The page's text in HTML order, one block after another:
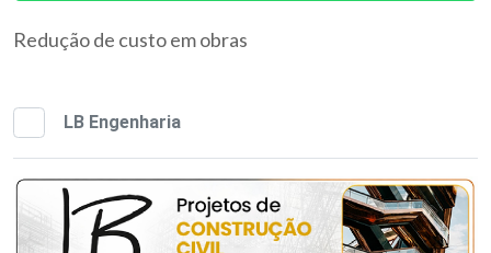
Redução de custo em obras
LB Engenharia